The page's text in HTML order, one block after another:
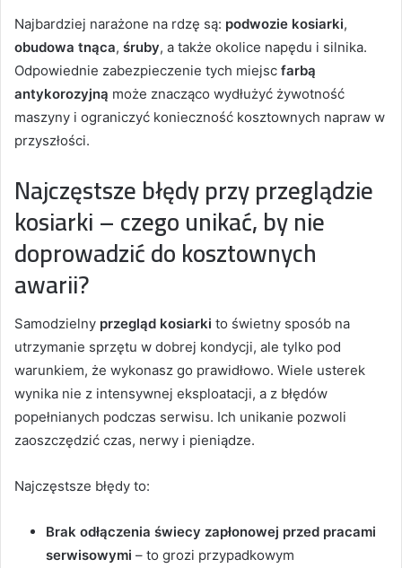
Najbardziej narażone na rdzę są: podwozie kosiarki,
obudowa tnąca, śruby, a także okolice napędu i silnika.
Odpowiednie zabezpieczenie tych miejsc farbą
antykorozyjną może znacząco wydłużyć żywotność
maszyny i ograniczyć konieczność kosztownych napraw w
przyszłości.
Najczęstsze błędy przy przeglądzie
kosiarki – czego unikać, by nie
doprowadzić do kosztownych
awarii?
Samodzielny przegląd kosiarki to świetny sposób na
utrzymanie sprzętu w dobrej kondycji, ale tylko pod
warunkiem, że wykonasz go prawidłowo. Wiele usterek
wynika nie z intensywnej eksploatacji, a z błędów
popełnianych podczas serwisu. Ich unikanie pozwoli
zaoszczędzić czas, nerwy i pieniądze.
Najczęstsze błędy to:
Brak odłączenia świecy zapłonowej przed pracami
serwisowymi – to grozi przypadkowym